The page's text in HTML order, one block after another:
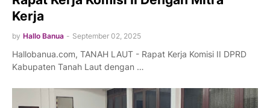
Kerja
by Hallo Banua - September 02, 2025
Hallobanua.com, TANAH LAUT - Rapat Kerja Komisi II DPRD
Kabupaten Tanah Laut dengan …